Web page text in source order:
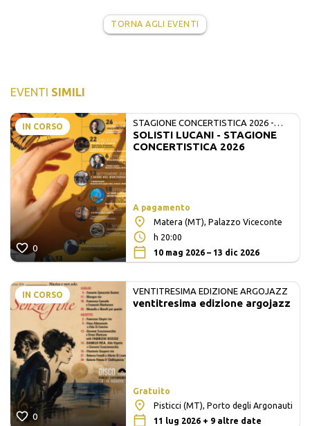
TORNA AGLI EVENTI
EVENTI SIMILI
IN CORSO
0
STAGIONE CONCERTISTICA 2026 -
MATE E SOLISTI LUCANI
SOLISTI LUCANI - STAGIONE
CONCERTISTICA 2026
A pagamento
Matera (MT), Palazzo Viceconte
h 20:00
10 mag 2026 – 13 dic 2026
IN CORSO
0
VENTITRESIMA EDIZIONE ARGOJAZZ
ventitresima edizione argojazz
Gratuito
Pisticci (MT), Porto degli Argonauti
11 lug 2026 + 9 altre date